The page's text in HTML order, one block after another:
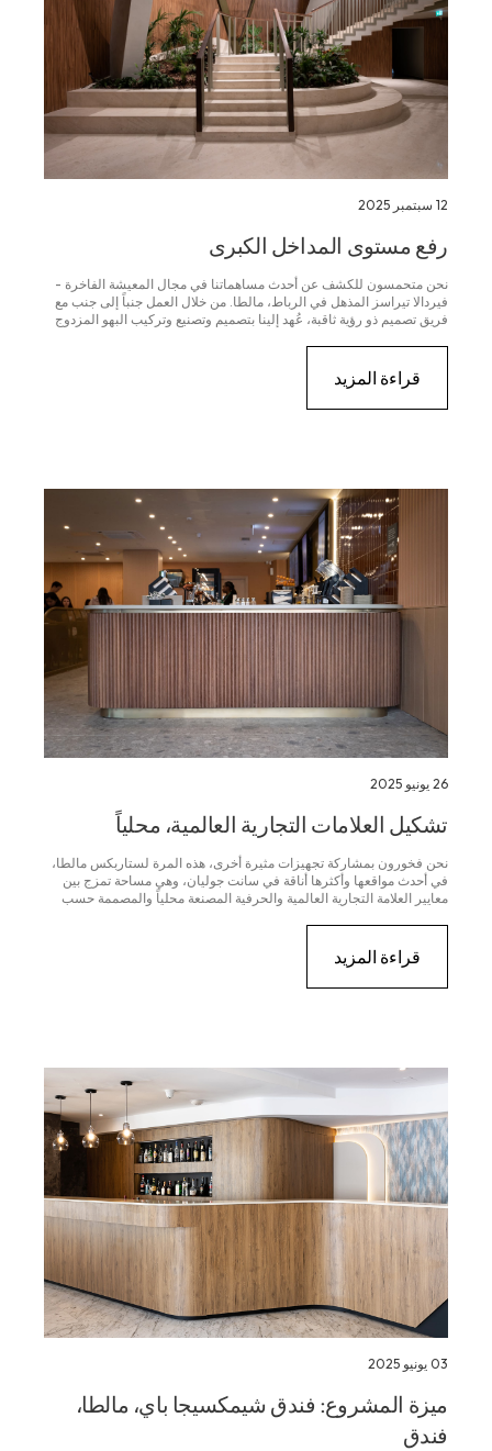
12 سبتمبر 2025
رفع مستوى المداخل الكبرى
نحن متحمسون للكشف عن أحدث مساهماتنا في مجال المعيشة الفاخرة -
فيردالا تيراسز المذهل في الرباط، مالطا. من خلال العمل جنباً إلى جنب مع
فريق تصميم ذو رؤية ثاقبة، عُهد إلينا بتصميم وتصنيع وتركيب البهو المزدوج
قراءة المزيد
26 يونيو 2025
تشكيل العلامات التجارية العالمية، محلياً
نحن فخورون بمشاركة تجهيزات مثيرة أخرى، هذه المرة لستاربكس مالطا،
في أحدث مواقعها وأكثرها أناقة في سانت جوليان، وهي مساحة تمزج بين
معايير العلامة التجارية العالمية والحرفية المصنعة محلياً والمصممة حسب
قراءة المزيد
03 يونيو 2025
ميزة المشروع: فندق شيمكسيجا باي، مالطا،
فندق